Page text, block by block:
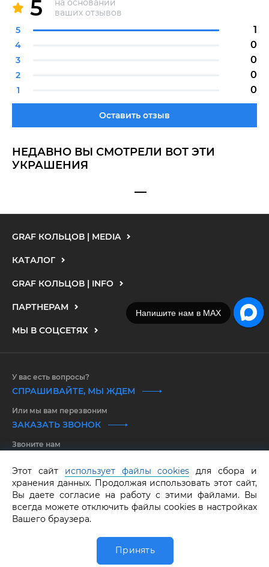
5
на основании
ваших отзывов
5
1
4 0
3 0
2 0
1 0
Оставить отзыв
НЕДАВНО ВЫ СМОТРЕЛИ ВОТ ЭТИ
УКРАШЕНИЯ
GRAF КОЛЬЦОВ | MEDIA
КАТАЛОГ
GRAF КОЛЬЦОВ | INFO
ПАРТНЕРАМ
МЫ В СОЦСЕТЯХ
GRAF КОЛЬЦОВ. Все права защищены.
У вас есть вопросы?
СПРАШИВАЙТЕ, МЫ ЖДЕМ
Или мы вам перезвоним
ЗАКАЗАТЬ ЗВОНОК
Звоните нам
Этот сайт использует файлы cookies для сбора и
хранения данных. Продолжая использовать этот сайт,
Вы даете согласие на работу с этими файлами. Вы
всегда можете отключить файлы cookies в настройках
Вашего браузера.
Принять
Напишите нам в MAX